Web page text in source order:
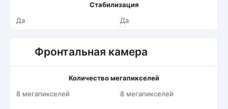
Стабилизация
Да
Да
Фронтальная камера
Количество мегапикселей
8 мегапикселей
8 мегапикселей